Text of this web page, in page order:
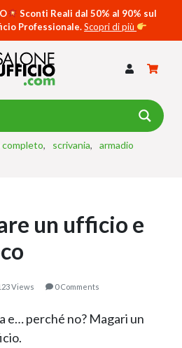
Sconti Reali dal 50% al 90% sul
Professionale.Scopri di più
scrivania armadio
un ufficio e
Views 0 Comments
e… perché no? Magari un